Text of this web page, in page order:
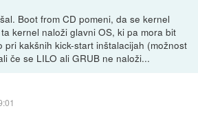
Boot from CD pomeni, da se kernel
kernel naloži glavni OS, ki pa mora bit
pri kakšnih kick-start inštalacijah (možnost
če se LILO ali GRUB ne naloži...